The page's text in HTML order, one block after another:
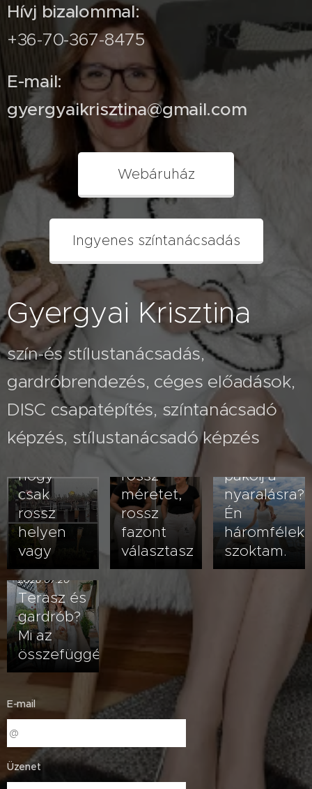
Hívj bizalommal:
+36-70-367-8475
E-mail:
gyergyaikrisztina@gmail.com
Webáruház
Ingyenes színtanácsadás
Gyergyai Krisztina
szín-és stílustanácsadás,
gardróbrendezés, céges előadások,
DISC csapatépítés, színtanácsadó
képzés, stílustanácsadó képzés
2026.08.03
Nem
veled van
hogy
csak
rossz
helyen
vagy
2026.07.26
A fehér
nadrág
kövérít –
rossz
méretet,
rossz
fazont
választasz
2026.07.23
Hogyan
pakolj a
nyaralásra?
Én
szoktam.
2026.07.20
Terasz és
gardrób?
Mi az
összefüggés?
E-mail
Üzenet